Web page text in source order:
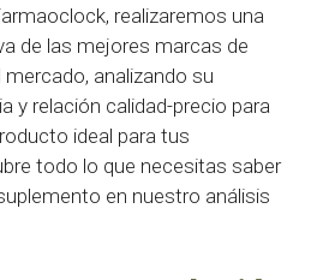
realizaremos una
de las mejores marcas de
mercado, analizando su
y relación calidad-precio para
ideal para tus
todo lo que necesitas saber
en nuestro análisis